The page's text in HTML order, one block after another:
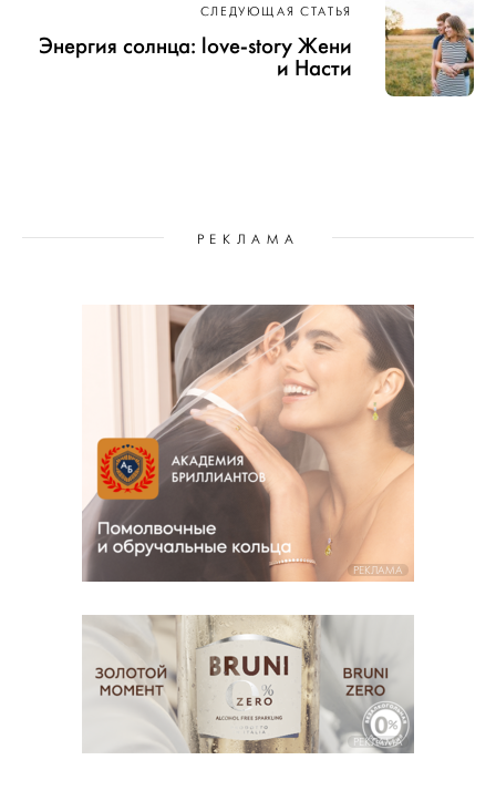
СЛЕДУЮЩАЯ СТАТЬЯ
Энергия солнца: love-story Жени
и Насти
РЕКЛАМА
РЕКЛАМА
РЕКЛАМА